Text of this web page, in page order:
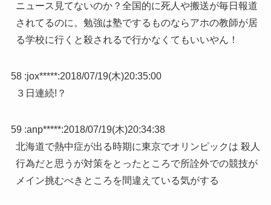
ニュース見てないのか？全国的に死人や搬送が毎日報道
されてるのに。勉強は塾でするものならアホの教師が居
る学校に行くと殺されるで行かなくてもいいやん！
58 :jox*****:2018/07/19(木)20:35:00
３日連続!？
59 :anp*****:2018/07/19(木)20:34:38
北海道で熱中症が出る時期に東京でオリンピックは 殺人
行為だと思うが対策をとったところで所詮外での競技が
メイン挑むべきところを間違えている気がする